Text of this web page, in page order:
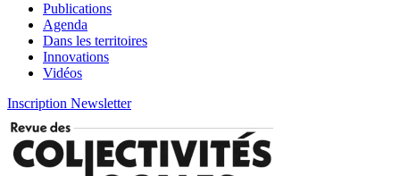
Publications
Agenda
Dans les territoires
Innovations
Vidéos
Inscription Newsletter